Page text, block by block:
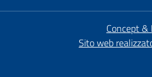
Concept &
Sito web